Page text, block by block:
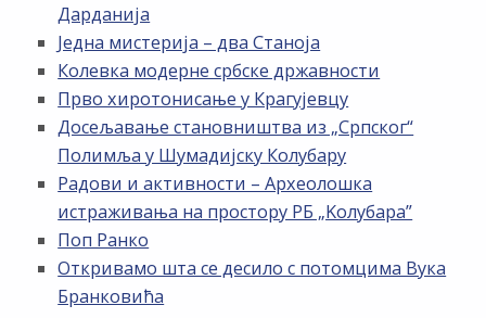
Дарданија
Једна мистерија – два Станоја
Колевка модерне србске државности
Прво хиротонисање у Крагујевцу
Досељавање становништва из „Српског“
Полимља у Шумадијску Колубару
Радови и активности – Археолошка
истраживања на простору РБ „Kолубара”
Поп Ранко
Откривамо шта се десило с потомцима Вука
Бранковића